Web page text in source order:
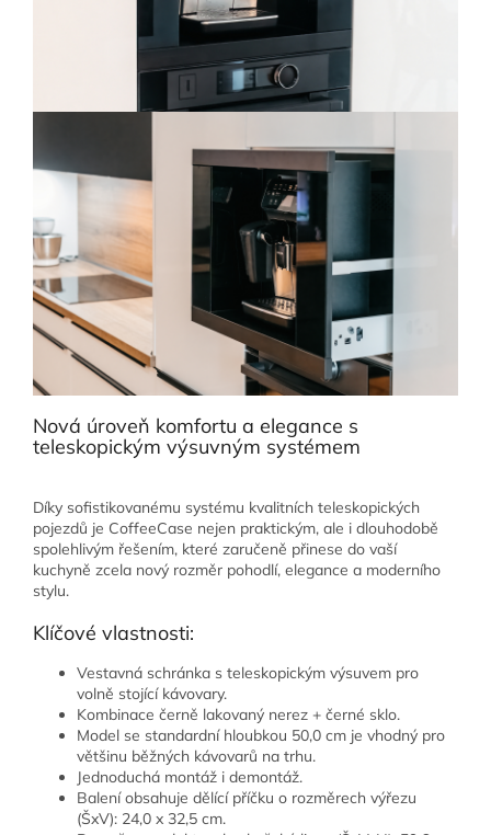
Nová úroveň komfortu a elegance s
teleskopickým výsuvným systémem
Díky sofistikovanému systému kvalitních teleskopických
pojezdů je CoffeeCase nejen praktickým, ale i dlouhodobě
spolehlivým řešením, které zaručeně přinese do vaší
kuchyně zcela nový rozměr pohodlí, elegance a moderního
stylu.
Klíčové vlastnosti:
Vestavná schránka s teleskopickým výsuvem pro
volně stojící kávovary.
Kombinace černě lakovaný nerez + černé sklo.
Model se standardní hloubkou 50,0 cm je vhodný pro
většinu běžných kávovarů na trhu.
Jednoduchá montáž i demontáž.
Balení obsahuje dělící příčku o rozměrech výřezu
(ŠxV): 24,0 x 32,5 cm.